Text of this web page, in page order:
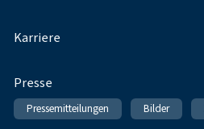
Karriere
Presse
Pressemitteilungen Bilder